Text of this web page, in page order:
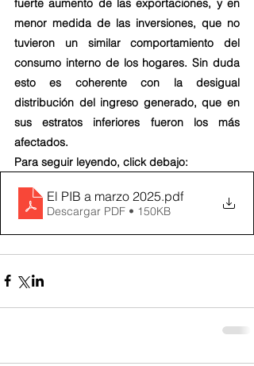
fuerte aumento de las exportaciones, y en
menor medida de las inversiones, que no
tuvieron un similar comportamiento del
consumo interno de los hogares. Sin duda
esto es coherente con la desigual
distribución del ingreso generado, que en
sus estratos inferiores fueron los más
afectados.
Para seguir leyendo, click debajo:
El PIB a marzo 2025.pdf
Descargar PDF • 150KB